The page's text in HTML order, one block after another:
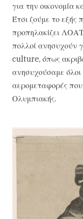
για την οικονομία
Έτσι ζούμε το εξής
προπηλακίζει
πολλοί ανησυχούν
culture, όπως
ανησυχούσαμε
αερομεταφορές
Ολυμπιακής.